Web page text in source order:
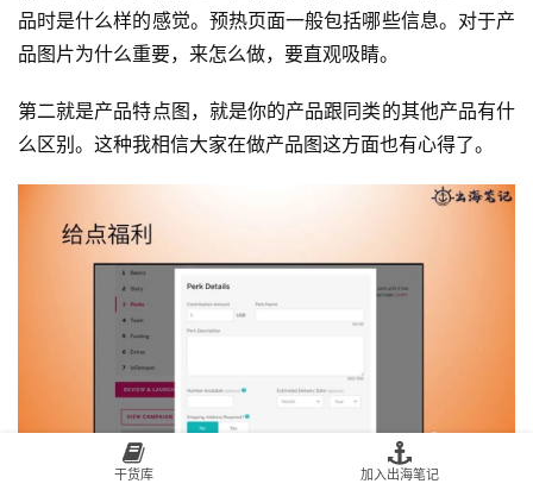
品时是什么样的感觉。预热页面一般包括哪些信息。对于产
品图片为什么重要，来怎么做，要直观吸睛。
第二就是产品特点图，就是你的产品跟同类的其他产品有什
么区别。这种我相信大家在做产品图这方面也有心得了。
干货库 加入出海笔记